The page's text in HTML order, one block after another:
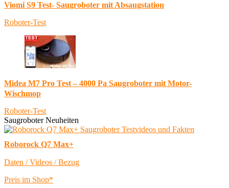
Viomi S9 Test- Saugroboter mit Absaugstation
Roboter-Test
Midea M7 Pro Test – 4000 Pa Saugroboter mit Motor-
Wischmop
Roboter-Test
Saugroboter Neuheiten
Roborock Q7 Max+
Daten / Videos / Bezug
Preis im Shop*